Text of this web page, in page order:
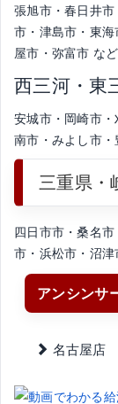
張旭市・春日井
市・津島市・東
屋市・弥富市 など
西三河・東
安城市・岡崎市
南市・みよし市
三重県・
四日市市・桑名
市・浜松市・沼
アンシンサ
名古屋店